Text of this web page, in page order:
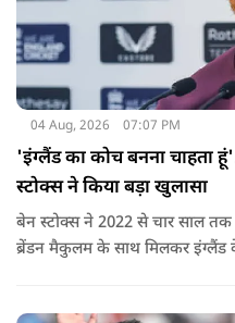
04 Aug, 2026 07:07 PM
'इंग्लैंड का कोच बनना चाहता
स्टोक्स ने किया बड़ा खुलासा
बेन स्टोक्स ने 2022 से चार साल
ब्रेंडन मैकुलम के साथ मिलकर